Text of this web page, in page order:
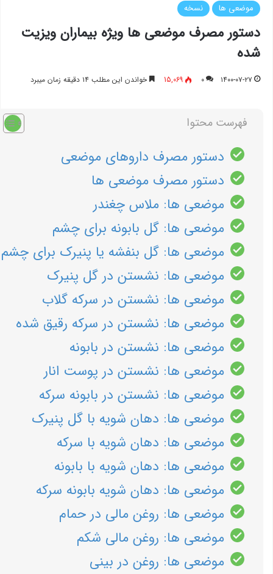
موضعی ها نسخه
دستور مصرف موضعی ها ویژه بیماران ویزیت
شده
۱۴۰۰-۰۷-۲۷ ۰ 15,069 خواندن این مطلب ۱۴ دقیقه زمان میبرد
فهرست محتوا
دستور مصرف داروهای موضعی
دستور مصرف موضعی ها
موضعی ها: ملاس چغندر
موضعی ها: گل بابونه برای چشم
موضعی ها: گل بنفشه یا پنیرک برای چشم
موضعی ها: نشستن در گل پنیرک
موضعی ها: نشستن در سرکه گلاب
موضعی ها: نشستن در سرکه رقیق شده
موضعی ها: نشستن در بابونه
موضعی ها: نشستن در پوست انار
موضعی ها: نشستن در بابونه سرکه
موضعی ها: دهان شویه با گل پنیرک
موضعی ها: دهان شویه با سرکه
موضعی ها: دهان شویه با بابونه
موضعی ها: دهان شویه بابونه سرکه
موضعی ها: روغن مالی در حمام
موضعی ها: روغن مالی شكم
موضعی ها: روغن در بینی